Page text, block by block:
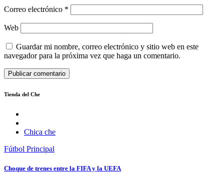
Correo electrónico *
Web
Guardar mi nombre, correo electrónico y sitio web en este
navegador para la próxima vez que haga un comentario.
Tienda del Che
Chica che
Fútbol Principal
Choque de trenes entre la FIFA y la UEFA